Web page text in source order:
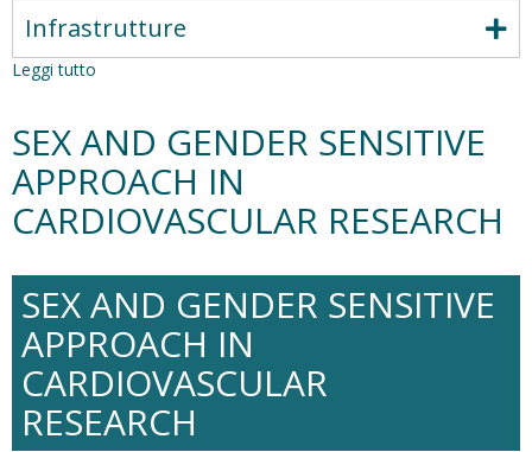
Infrastrutture
Leggi tutto
Medicina
di
Precisione
SEX AND GENDER SENSITIVE
APPROACH IN
CARDIOVASCULAR RESEARCH
SEX AND GENDER SENSITIVE
APPROACH IN
CARDIOVASCULAR
RESEARCH